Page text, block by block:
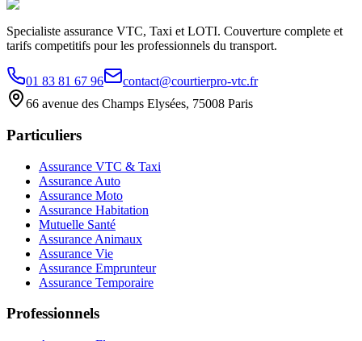
Specialiste assurance VTC, Taxi et LOTI. Couverture complete et
tarifs competitifs pour les professionnels du transport.
01 83 81 67 96
contact@courtierpro-vtc.fr
66 avenue des Champs Elysées, 75008 Paris
Particuliers
Assurance VTC & Taxi
Assurance Auto
Assurance Moto
Assurance Habitation
Mutuelle Santé
Assurance Animaux
Assurance Vie
Assurance Emprunteur
Assurance Temporaire
Professionnels